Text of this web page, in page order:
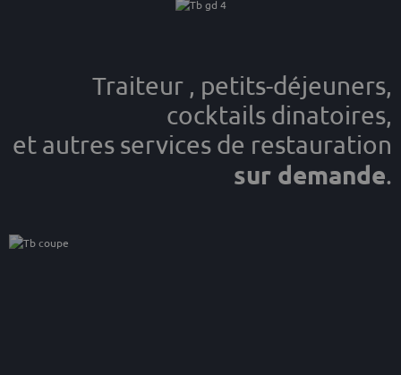
Traiteur , petits-déjeuners,
cocktails dinatoires,
et autres services de restauration
sur demande.